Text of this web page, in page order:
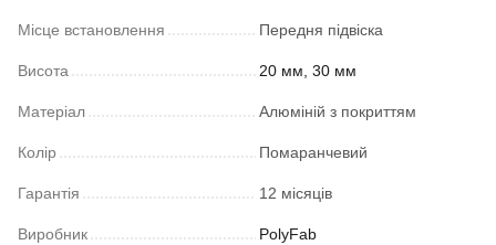
Місце встановлення Передня підвіска
Висота 20 мм, 30 мм
Матеріал Алюміній з покриттям
Колір Помаранчевий
Гарантія 12 місяців
Виробник PolyFab